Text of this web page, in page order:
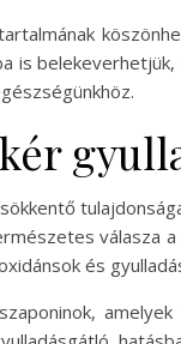
is
válasza
és